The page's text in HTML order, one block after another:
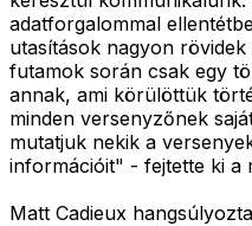
adatforgalommal
utasítások nagyon
futamok során csak egy
annak, ami körülöttük
minden versenyzőnek
mutatjuk nekik a
információit" - fejtette ki a
Matt Cadieux